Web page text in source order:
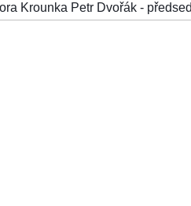
Krounka Petr Dvořák -